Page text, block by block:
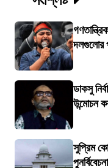
দলগুলোর
ডাকসু
উন্মোচন
সুপ্রিম